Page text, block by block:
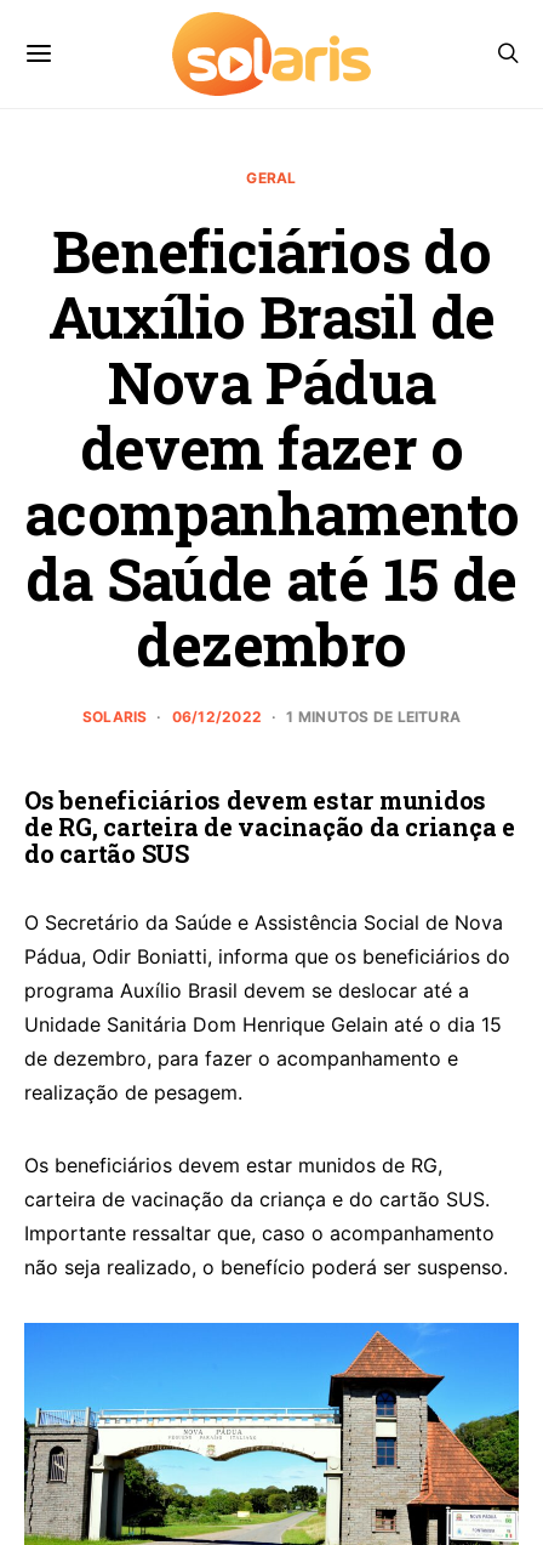
GERAL
Beneficiários do
Auxílio Brasil de
Nova Pádua
devem fazer o
acompanhamento
da Saúde até 15 de
dezembro
SOLARIS 06/12/2022 1 MINUTOS DE LEITURA
Os beneficiários devem estar munidos
de RG, carteira de vacinação da criança e
do cartão SUS
O Secretário da Saúde e Assistência Social de Nova
Pádua, Odir Boniatti, informa que os beneficiários do
programa Auxílio Brasil devem se deslocar até a
Unidade Sanitária Dom Henrique Gelain até o dia 15
de dezembro, para fazer o acompanhamento e
realização de pesagem.
Os beneficiários devem estar munidos de RG,
carteira de vacinação da criança e do cartão SUS.
Importante ressaltar que, caso o acompanhamento
não seja realizado, o benefício poderá ser suspenso.